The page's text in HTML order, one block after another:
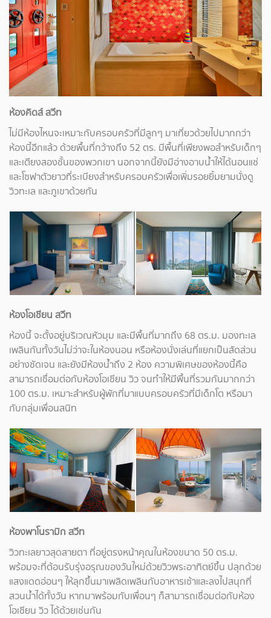
ห้องคิดส์ สวีท
ไม่มีห้องไหนจะเหมาะกับครอบครัวที่มีลูกๆ มาเที่ยวด้วยไปมากกว่า
ห้องนี้อีกแล้ว ด้วยพื้นที่กว้างถึง 52 ตร. มีพื้นที่เพียงพอสำหรับเด็กๆ
และเตียงสองชั้นของพวกเขา นอกจากนี้ยังมีอ่างอาบน้ำให้ได้นอนแช่
และโซฟาตัวยาวที่ระเบียงสำหรับครอบครัวเพื่อเพิ่มรอยยิ้มยามนั่งดู
วิวทะเล และภูเขาด้วยกัน
ห้องโอเชียน สวีท
ห้องนี้ จะตั้งอยู่บริเวณหัวมุม และมีพื้นที่มากถึง 68 ตร.ม. มองทะเล
เพลินกันทั้งวันไม่ว่าจะในห้องนอน หรือห้องนั่งเล่นที่แยกเป็นสัดส่วน
อย่างชัดเจน และยังมีห้องน้ำถึง 2 ห้อง ความพิเศษของห้องนี้คือ
สามารถเชื่อมต่อกับห้องโอเชียน วิว จนทำให้มีพื้นที่รวมกันมากกว่า
100 ตร.ม. เหมาะสำหรับผู้พักที่มาแบบครอบครัวที่มีเด็กโต หรือมา
กับกลุ่มเพื่อนสนิท
ห้องพาโนรามิก สวีท
วิวทะเลยาวสุดสายตา ที่อยู่ตรงหน้าคุณในห้องขนาด 50 ตร.ม.
พร้อมจะที่ต้อนรับรุ่งอรุณของวันใหม่ด้วยวิวพระอาทิตย์ขึ้น ปลุกด้วย
แสงแดดอ่อนๆ ให้ลุกขึ้นมาเพลิดเพลินกับอาหารเช้าและลงไปสนุกที่
สวนน้ำได้ทั้งวัน หากมาพร้อมกับเพื่อนๆ ก็สามารถเชื่อมต่อกับห้อง
โอเชียน วิว ได้ด้วยเช่นกัน